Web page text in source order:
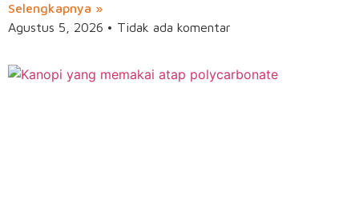
Selengkapnya »
Agustus 5, 2026
Tidak ada komentar